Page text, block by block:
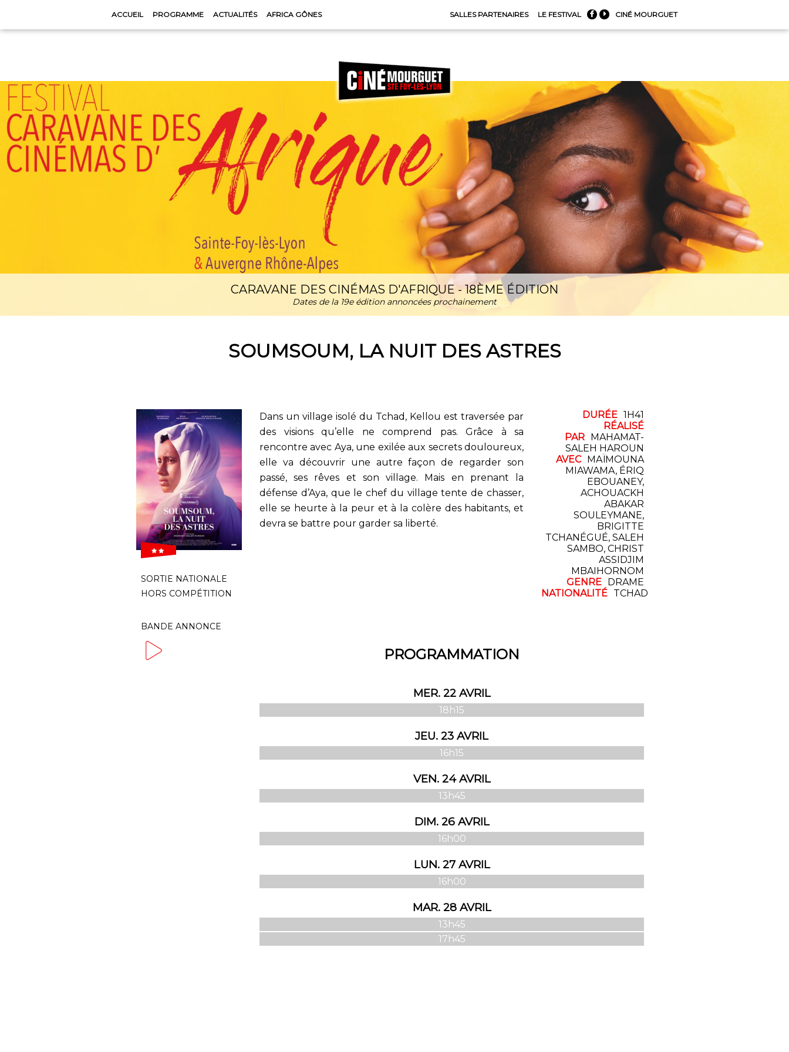
ACCUEIL PROGRAMME ACTUALITÉS AFRICA GÔNES SALLES PARTENAIRES LE FESTIVAL   CINÉ MOURGUET
CARAVANE DES CINÉMAS D'AFRIQUE - 18ÈME ÉDITION
Dates de la 19e édition annoncées prochainement
SOUMSOUM, LA NUIT DES ASTRES
 
SORTIE NATIONALE
HORS COMPÉTITION
BANDE ANNONCE
Dans un village isolé du Tchad, Kellou est traversée par
des visions qu’elle ne comprend pas. Grâce à sa
rencontre avec Aya, une exilée aux secrets douloureux,
elle va découvrir une autre façon de regarder son
passé, ses rêves et son village. Mais en prenant la
défense d’Aya, que le chef du village tente de chasser,
elle se heurte à la peur et à la colère des habitants, et
devra se battre pour garder sa liberté.
DURÉE 1H41
RÉALISÉ
PAR MAHAMAT-
SALEH HAROUN
AVEC MAÏMOUNA
MIAWAMA, ÉRIQ
EBOUANEY,
ACHOUACKH
ABAKAR
SOULEYMANE,
BRIGITTE
TCHANÉGUÉ, SALEH
SAMBO, CHRIST
ASSIDJIM
MBAIHORNOM
GENRE DRAME
NATIONALITÉ TCHAD
PROGRAMMATION
MER. 22 AVRIL
18h15
JEU. 23 AVRIL
16h15
VEN. 24 AVRIL
13h45
DIM. 26 AVRIL
16h00
LUN. 27 AVRIL
16h00
MAR. 28 AVRIL
13h45
17h45